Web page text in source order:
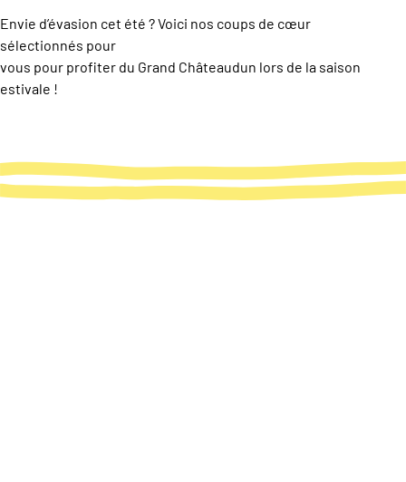
Envie d’évasion cet été ? Voici nos coups de cœur
sélectionnés pour
vous pour profiter du Grand Châteaudun lors de la saison
estivale !